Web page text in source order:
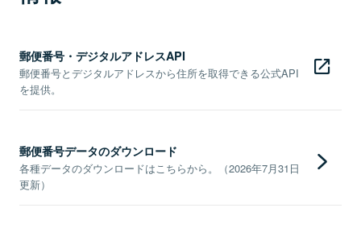
郵便番号・デジタルアドレスAPI
郵便番号とデジタルアドレスから住所を取得できる公式API
を提供。
郵便番号データのダウンロード
各種データのダウンロードはこちらから。（2026年7月31日
更新）